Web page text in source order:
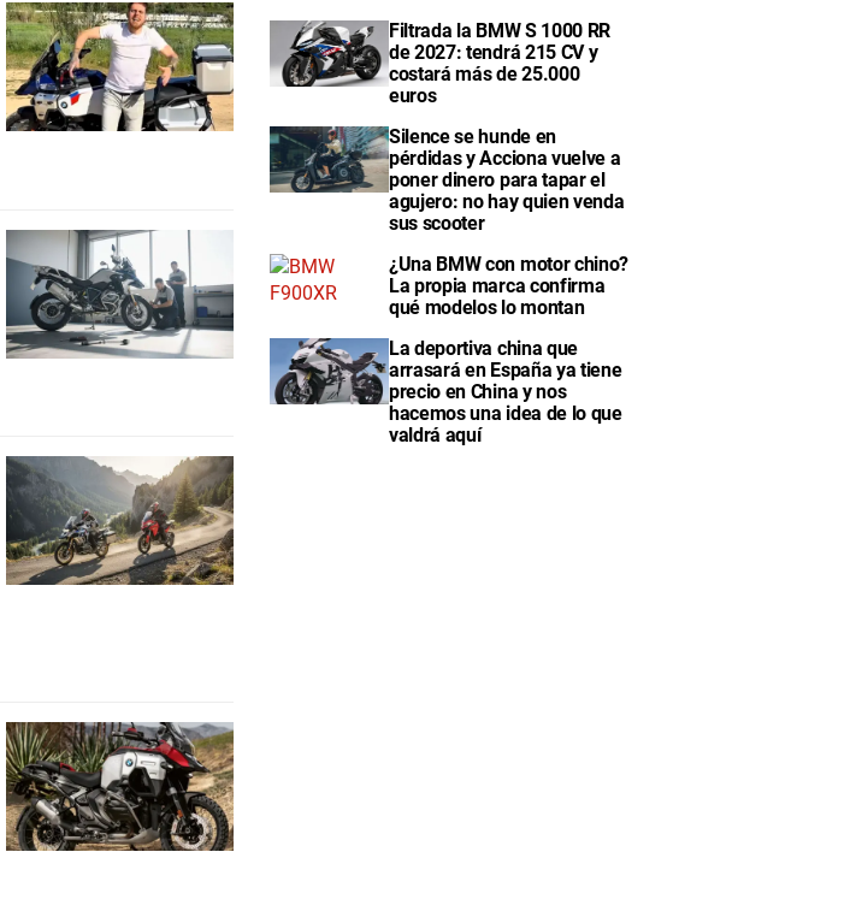
Filtrada la BMW S 1000 RR
de 2027: tendrá 215 CV y
costará más de 25.000
euros
Silence se hunde en
pérdidas y Acciona vuelve a
poner dinero para tapar el
agujero: no hay quien venda
sus scooter
¿Una BMW con motor chino?
La propia marca confirma
qué modelos lo montan
La deportiva china que
arrasará en España ya tiene
precio en China y nos
hacemos una idea de lo que
valdrá aquí